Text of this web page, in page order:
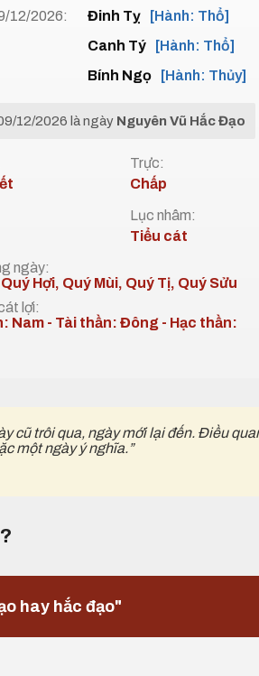
12/2026: Đinh Tỵ
[Hành: Thổ]
Canh Tý
[Hành: Thổ]
Bính Ngọ [Hành: Thủy]
12/2026 là ngày Nguyên Vũ Hắc Đạo
Trực:
Chấp
Lục nhâm:
Tiểu cát
ngày:
Hợi, Quý Mùi, Quý Tị, Quý Sửu
lợi:
Nam - Tài thần: Đông - Hạc thần:
cũ trôi qua, ngày mới lại đến. Điều
một ngày ý nghĩa.”
hay hắc đạo"